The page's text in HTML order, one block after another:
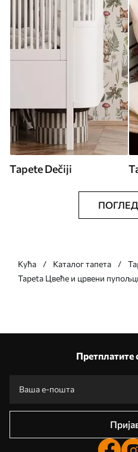
Tapete Dečiji
Кућа Каталог тапета
Tapeta Цвеће и црвени
Претплатите